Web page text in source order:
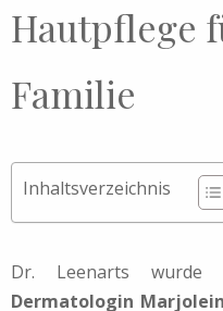
Hautpflege
Familie
Inhaltsverzeichnis
Dr. Leenarts
Dermatologin